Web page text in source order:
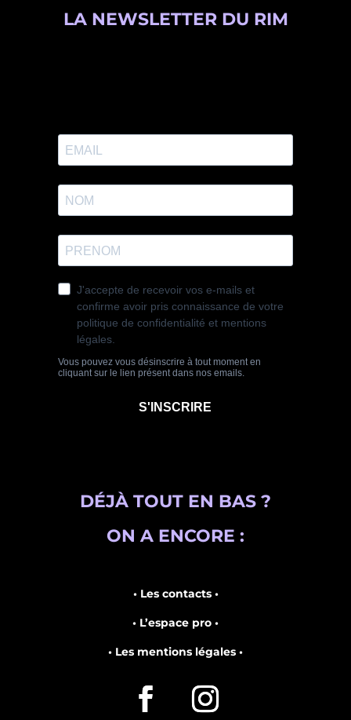
LA NEWSLETTER DU RIM
DÉJÀ TOUT EN BAS ?
ON A ENCORE :
• Les contacts •
• L’espace pro •
• Les mentions légales •